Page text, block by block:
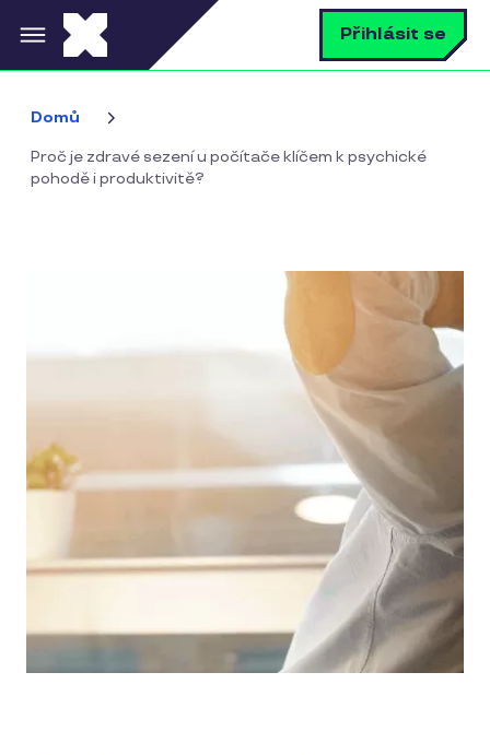
Přejít k hlavnímu obsahu Přihlásit se
Domů
Proč je zdravé sezení u počítače klíčem k psychické
pohodě i produktivitě?